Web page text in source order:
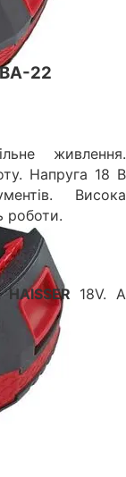
22
живлення.
Напруга 18 В
Висока
роботи.
HAISSER 18V. А